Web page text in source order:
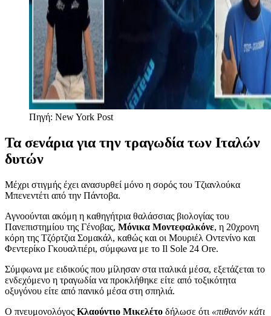
Πηγή: New York Post
Τα σενάρια για την τραγωδία των Ιταλών
δυτών
Μέχρι στιγμής έχει ανασυρθεί μόνο η σορός του Τζιανλούκα
Μπενεντέτι από την Πάντοβα.
Αγνοούνται ακόμη η καθηγήτρια θαλάσσιας βιολογίας του
Πανεπιστημίου της Γένοβας, Μόνικα Μοντεφαλκόνε, η 20χρονη
κόρη της Τζόρτζια Σομακάλ, καθώς και οι Μουριέλ Οντενίνο και
Φεντερίκο Γκουαλτιέρι, σύμφωνα με το Il Sole 24 Ore.
Σύμφωνα με ειδικούς που μίλησαν στα ιταλικά μέσα, εξετάζεται το
ενδεχόμενο η τραγωδία να προκλήθηκε είτε από τοξικότητα
οξυγόνου είτε από πανικό μέσα στη σπηλιά.
Ο πνευμονολόγος Κλαούντιο Μικελέτο δήλωσε ότι «πιθανόν κάτι